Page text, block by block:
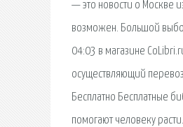
— это новости о Москве
возможен. Большой
04:03 в магазине
осуществляющий
Бесплатно Бесплатные
помогают человеку